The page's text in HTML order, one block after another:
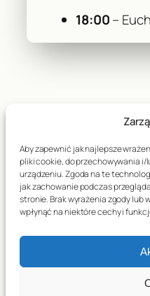
Aby zapewnić jak najlepsze
pliki cookie, do przechowywania
urządzeniu. Zgoda na te
jak zachowanie podczas
stronie. Brak wyrażenia zgody lub
wpłynąć na niektóre cechy i
18:00–